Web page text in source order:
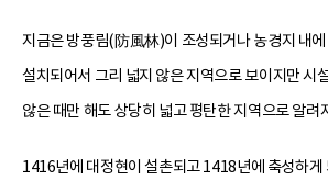
지금은 방풍림(防風林)이 조성되거나 농경지 내에
설치되어서 그리 넓지 않은 지역으로 보이지만 시
않은 때만 해도 상당히 넓고 평탄한 지역으로 알려
1416년에 대정현이 설촌되고 1418년에 축성하게